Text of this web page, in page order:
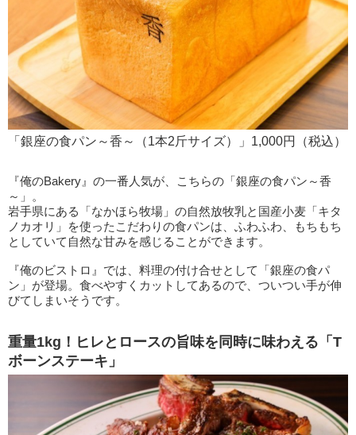
「銀座の食パン～香～（1本2斤サイズ）」1,000円（税込）
『俺のBakery』の一番人気が、こちらの「銀座の食パン～香
～」。
岩手県にある「なかほら牧場」の自然放牧乳と国産小麦「キタ
ノカオリ」を使ったこだわりの食パンは、ふわふわ、もちもち
としていて自然な甘みを感じることができます。
『俺のビストロ』では、料理の付け合せとして「銀座の食パ
ン」が登場。食べやすくカットしてあるので、ついつい手が伸
びてしまいそうです。
重量1kg！ヒレとロースの旨味を同時に味わえる「T
ボーンステーキ」